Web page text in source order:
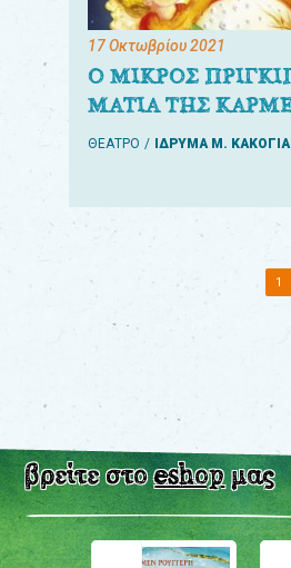
17 Οκτωβρίου 2021
Ο ΜΙΚΡΟΣ
ΜΑΤΙΑ ΤΗΣ
ΘΕΑΤΡΟ ΙΔΡΥΜΑ Μ.
1
βρείτε στοeshopμας